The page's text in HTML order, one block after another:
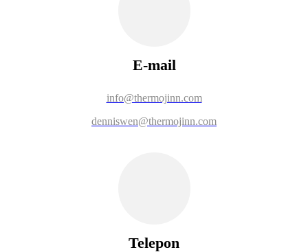
E-mail
info@thermojinn.com
denniswen@thermojinn.com
Telepon